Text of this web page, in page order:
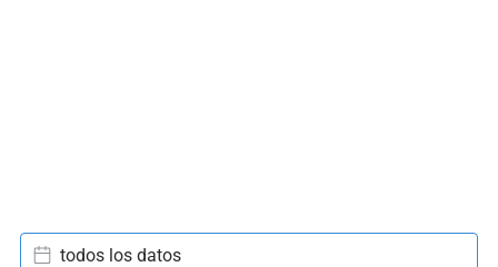
todos los datos